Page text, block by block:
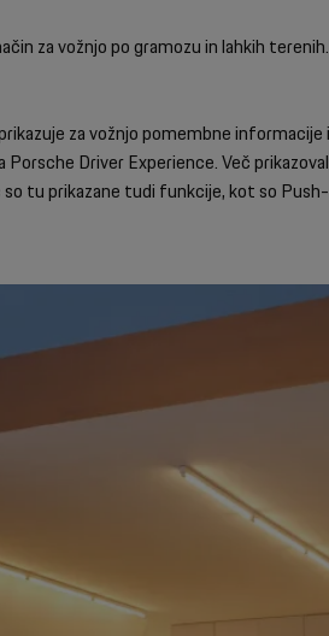
za vožnjo po gramozu in lahkih
za vožnjo pomembne
Driver Experience. Več
tu prikazane tudi funkcije, kot so